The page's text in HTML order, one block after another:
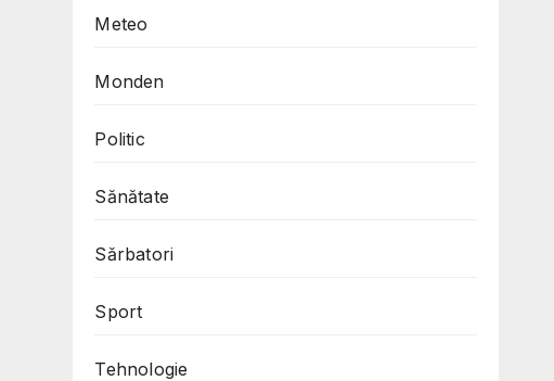
Meteo
Monden
Politic
Sănătate
Sărbatori
Sport
Tehnologie